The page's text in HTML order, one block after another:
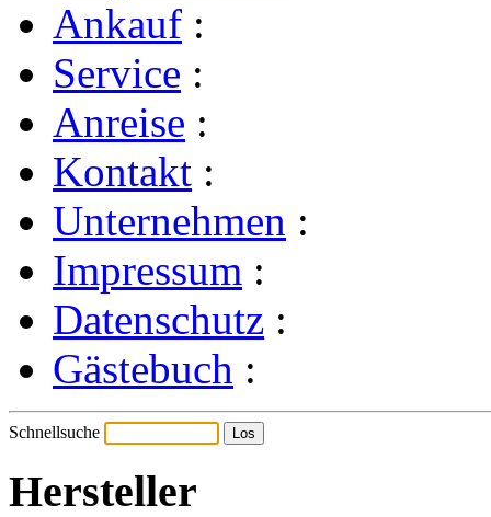
Ankauf :
Service :
Anreise :
Kontakt :
Unternehmen :
Impressum :
Datenschutz :
Gästebuch :
Schnellsuche
Hersteller